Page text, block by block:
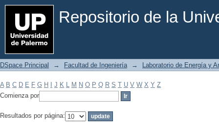
Repositorio de la
Filtrar por: Materia
DSpace Principal → Facultad de Ingeniería → Laboratorio de Energía y
A B C D E F G H J K L M N O P Q R S T U V W X Y Z
Comienza por
Resultados por página: